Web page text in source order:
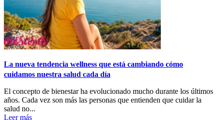
La nueva tendencia wellness que está cambiando cómo
cuidamos nuestra salud cada día
El concepto de bienestar ha evolucionado mucho durante los últimos
años. Cada vez son más las personas que entienden que cuidar la
salud no...
Leer más